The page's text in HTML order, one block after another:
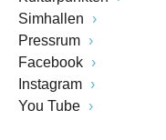
Simhallen
Pressrum
Facebook
Instagram
You Tube